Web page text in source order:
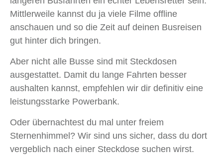
Mittlerweile kannst du ja viele Filme offline
anschauen und so die Zeit auf deinen Busreisen
gut hinter dich bringen.
Aber nicht alle Busse sind mit Steckdosen
ausgestattet. Damit du lange Fahrten besser
aushalten kannst, empfehlen wir dir definitiv eine
leistungsstarke Powerbank.
Oder übernachtest du mal unter freiem
Sternenhimmel? Wir sind uns sicher, dass du dort
vergeblich nach einer Steckdose suchen wirst.